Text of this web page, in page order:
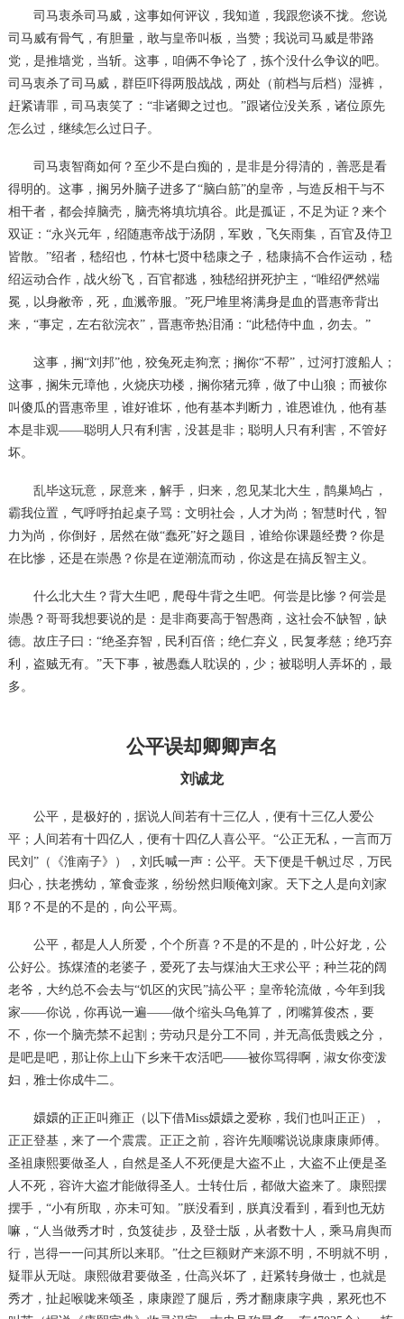
司马衷杀司马威，这事如何评议，我知道，我跟您谈不拢。您说
司马威有骨气，有胆量，敢与皇帝叫板，当赞；我说司马威是带路
党，是推墙党，当斩。这事，咱俩不争论了，拣个没什么争议的吧。
司马衷杀了司马威，群臣吓得两股战战，两处（前档与后档）湿裤，
赶紧请罪，司马衷笑了： “非诸卿之过也。”跟诸位没关系，诸位原先
怎么过，继续怎么过日子。
司马衷智商如何？至少不是白痴的，是非是分得清的，善恶是看
得明的。这事，搁另外脑子进多了“脑白筋”的皇帝，与造反相干与不
相干者，都会掉脑壳，脑壳将填坑填谷。此是孤证，不足为证？来个
双证：“永兴元年，绍随惠帝战于汤阴，军败，飞矢雨集，百官及侍卫
皆散。”绍者，嵇绍也，竹林七贤中嵇康之子，嵇康搞不合作运动，嵇
绍运动合作，战火纷飞，百官都逃，独嵇绍拼死护主，“唯绍俨然端
冕，以身敝帝，死，血溅帝服。”死尸堆里将满身是血的晋惠帝背出
来，“事定，左右欲浣衣”，晋惠帝热泪涌：“此嵇侍中血，勿去。”
这事，搁“刘邦”他，狡兔死走狗烹；搁你“不帮”，过河打渡船人；
这事，搁朱元璋他，火烧庆功楼，搁你猪元獐，做了中山狼；而被你
叫傻瓜的晋惠帝里，谁好谁坏，他有基本判断力，谁恩谁仇，他有基
本是非观——聪明人只有利害，没甚是非；聪明人只有利害，不管好
坏。
乱毕这玩意，尿意来，解手，归来，忽见某北大生，鹊巢鸠占，
霸我位置，气呼呼拍起桌子骂：文明社会，人才为尚；智慧时代，智
力为尚，你倒好，居然在做“蠢死”好之题目，谁给你课题经费？你是
在比惨，还是在崇愚？你是在逆潮流而动，你这是在搞反智主义。
什么北大生？背大生吧，爬母牛背之生吧。何尝是比惨？何尝是
崇愚？哥哥我想要说的是：是非商要高于智愚商，这社会不缺智，缺
德。故庄子曰： “绝圣弃智，民利百倍；绝仁弃义，民复孝慈；绝巧弃
利，盗贼无有。”天下事，被愚蠢人耽误的，少；被聪明人弄坏的，最
多。
公平误却卿卿声名
刘诚龙
公平，是极好的，据说人间若有十三亿人，便有十三亿人爱公
平；人间若有十四亿人，便有十四亿人喜公平。 “公正无私，一言而万
民刘”（《淮南子》），刘氏喊一声：公平。天下便是千帆过尽，万民
归心，扶老携幼，箪食壶浆，纷纷然归顺俺刘家。天下之人是向刘家
耶？不是的不是的，向公平焉。
公平，都是人人所爱，个个所喜？不是的不是的，叶公好龙，公
公好公。拣煤渣的老婆子，爱死了去与煤油大王求公平；种兰花的阔
老爷，大约总不会去与“饥区的灾民”搞公平；皇帝轮流做，今年到我
家——你说，你再说一遍——做个缩头乌龟算了，闭嘴算俊杰，要
不，你一个脑壳禁不起割；劳动只是分工不同，并无高低贵贱之分，
是吧是吧，那让你上山下乡来干农活吧——被你骂得啊，淑女你变泼
妇，雅士你成牛二。
嬛嬛的正正叫雍正（以下借Miss嬛嬛之爱称，我们也叫正正），
正正登基，来了一个震震。正正之前，容许先顺嘴说说康康康师傅。
圣祖康熙要做圣人，自然是圣人不死便是大盗不止，大盗不止便是圣
人不死，容许大盗才能做得圣人。士转仕后，都做大盗来了。康熙摆
摆手， “小有所取，亦未可知。”朕没看到，朕真没看到，看到也无妨
嘛，“人当做秀才时，负笈徒步，及登士版，从者数十人，乘马肩舆而
行，岂得一一问其所以来耶。”仕之巨额财产来源不明，不明就不明，
疑罪从无哒。康熙做君要做圣，仕高兴坏了，赶紧转身做士，也就是
秀才，扯起喉咙来颂圣，康康蹬了腿后，秀才翻康康字典，累死也不